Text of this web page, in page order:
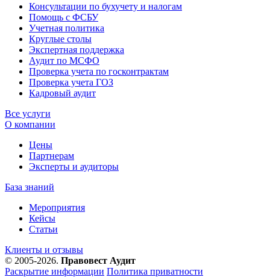
Консультации по бухучету и налогам
Помощь с ФСБУ
Учетная политика
Круглые столы
Экспертная поддержка
Аудит по МСФО
Проверка учета по госконтрактам
Проверка учета ГОЗ
Кадровый аудит
Все услуги
О компании
Цены
Партнерам
Эксперты и аудиторы
База знаний
Мероприятия
Кейсы
Статьи
Клиенты и отзывы
© 2005-2026. Правовест Аудит
Раскрытие информации Политика приватности